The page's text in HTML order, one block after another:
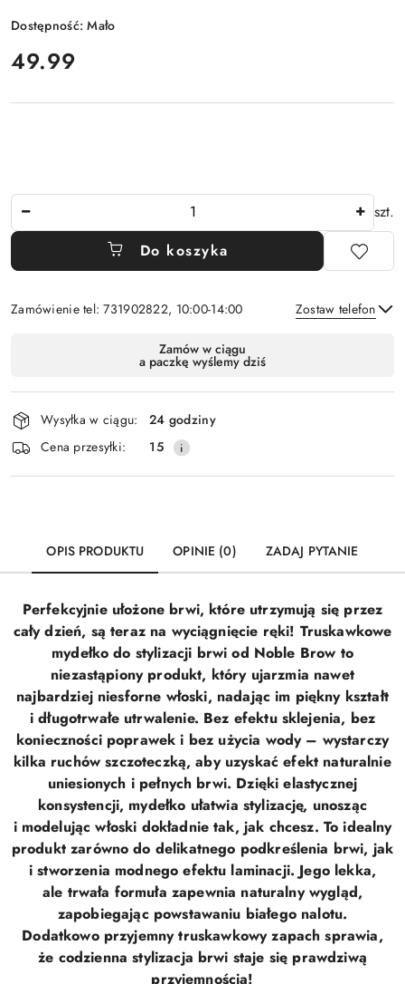
Dostępność:Mało
cena:
49.99
szt.
Do koszyka
Zamówienie tel: 731902822, 10:00-14:00 Zostaw telefon
Wyślij
dostawa
Zamów w ciągu
a paczkę wyślemy dziś
Wysyłka w ciągu:
24 godziny
Cena przesyłki:
15
OPIS PRODUKTU OPINIE (0) ZADAJ PYTANIE
Perfekcyjnie ułożone brwi, które utrzymują się przez
cały dzień, są teraz na wyciągnięcie ręki! Truskawkowe
mydełko do stylizacji brwi od Noble Brow to
niezastąpiony produkt, który ujarzmia nawet
najbardziej niesforne włoski, nadając im piękny kształt
i długotrwałe utrwalenie. Bez efektu sklejenia, bez
konieczności poprawek i bez użycia wody – wystarczy
kilka ruchów szczoteczką, aby uzyskać efekt naturalnie
uniesionych i pełnych brwi. Dzięki elastycznej
konsystencji, mydełko ułatwia stylizację, unosząc
i modelując włoski dokładnie tak, jak chcesz. To idealny
produkt zarówno do delikatnego podkreślenia brwi, jak
i stworzenia modnego efektu laminacji. Jego lekka,
ale trwała formuła zapewnia naturalny wygląd,
zapobiegając powstawaniu białego nalotu.
Dodatkowo przyjemny truskawkowy zapach sprawia,
że codzienna stylizacja brwi staje się prawdziwą
przyjemnością!